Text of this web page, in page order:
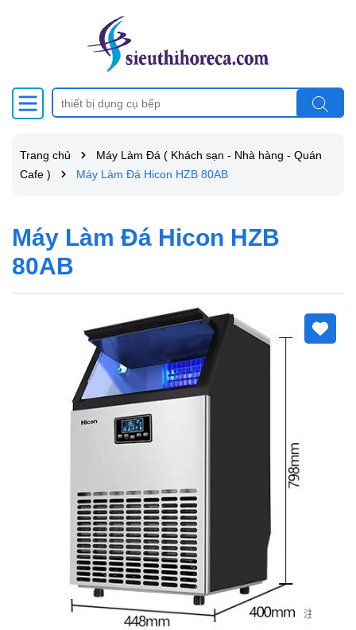
Trang chủ
Máy Làm Đá ( Khách sạn - Nhà hàng - Quán
Cafe )
Máy Làm Đá Hicon HZB 80AB
Máy Làm Đá Hicon HZB
80AB